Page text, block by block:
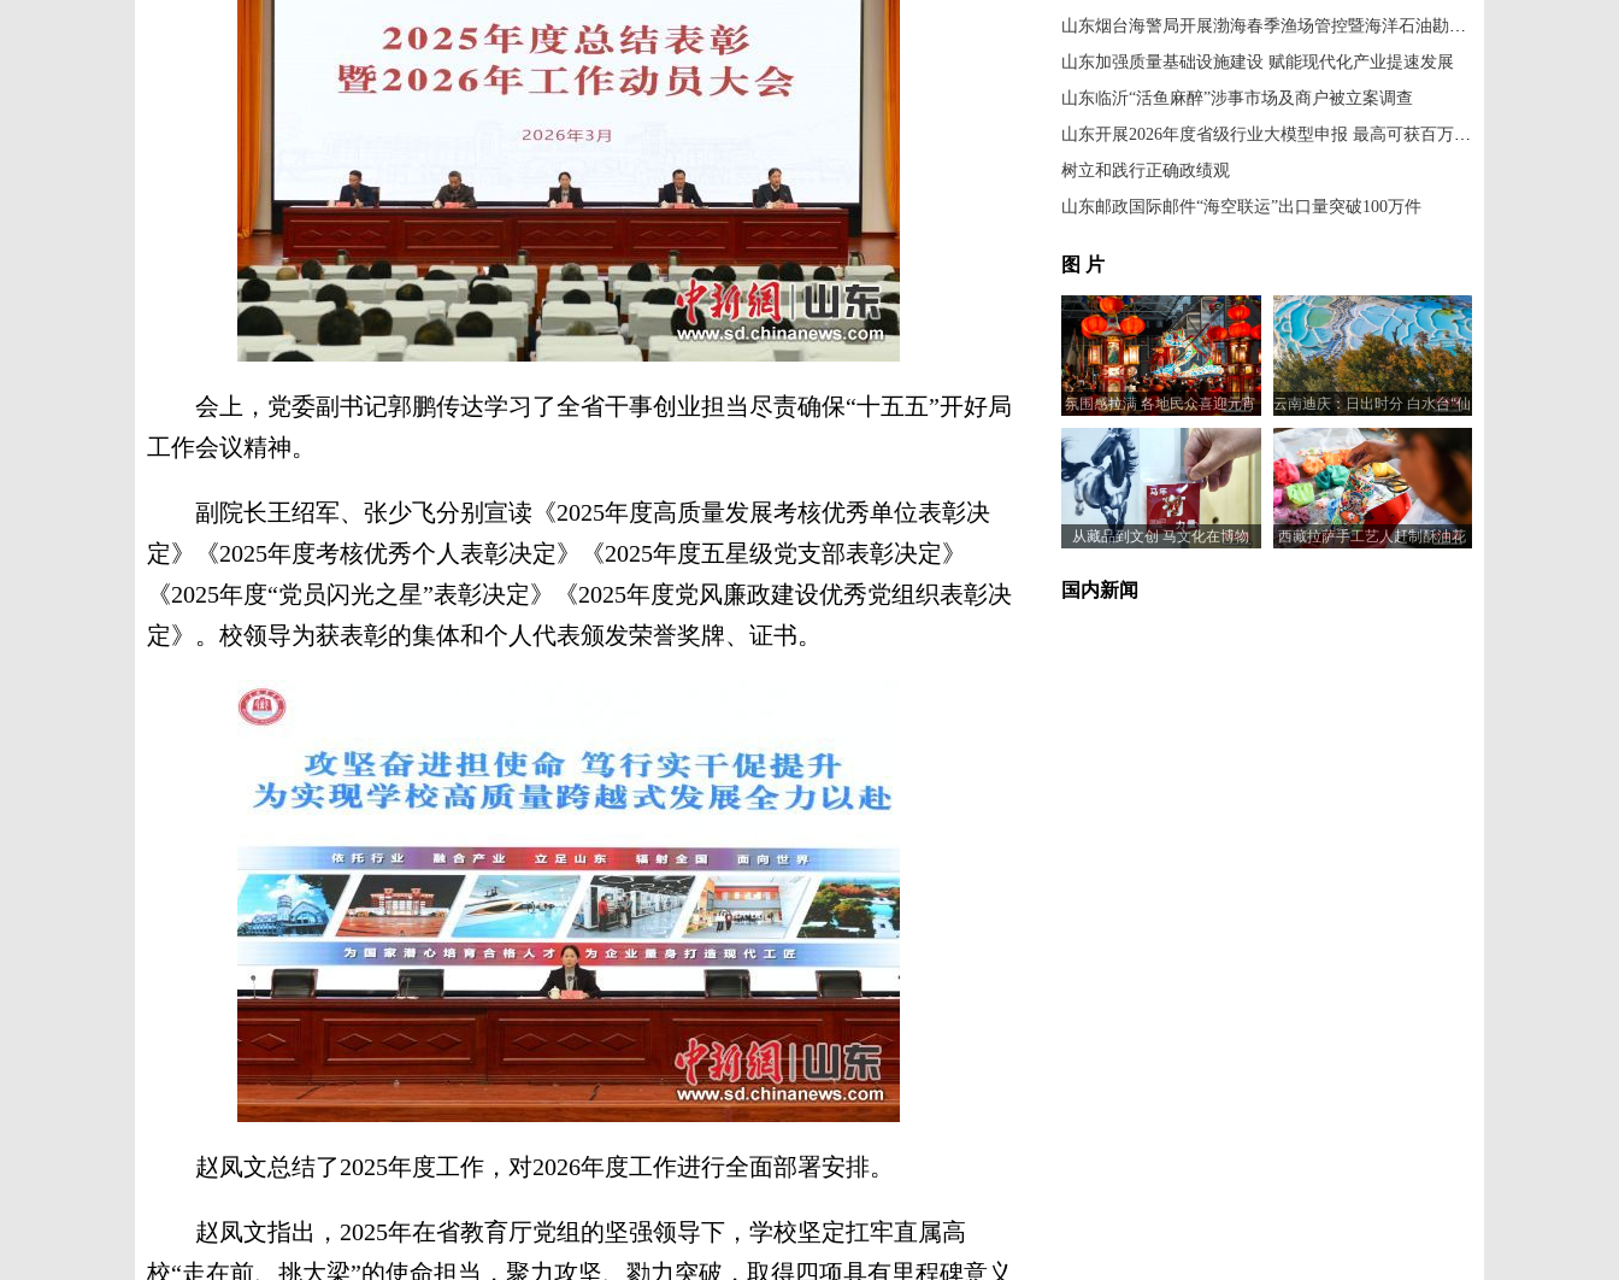
会上，党委副书记郭鹏传达学习了全省干事创业担当尽责确保“十五五”开好局
工作会议精神。
副院长王绍军、张少飞分别宣读《2025年度高质量发展考核优秀单位表彰决
定》《2025年度考核优秀个人表彰决定》《2025年度五星级党支部表彰决定》
《2025年度“党员闪光之星”表彰决定》《2025年度党风廉政建设优秀党组织表彰决
定》。校领导为获表彰的集体和个人代表颁发荣誉奖牌、证书。
赵凤文总结了2025年度工作，对2026年度工作进行全面部署安排。
赵凤文指出，2025年在省教育厅党组的坚强领导下，学校坚定扛牢直属高
校“走在前、挑大梁”的使命担当，聚力攻坚、勠力突破，取得四项具有里程碑意义
山东烟台海警局开展渤海春季渔场管控暨海洋石油勘探开发执法行动
山东加强质量基础设施建设 赋能现代化产业提速发展
山东临沂“活鱼麻醉”涉事市场及商户被立案调查
山东开展2026年度省级行业大模型申报 最高可获百万元奖补支持
树立和践行正确政绩观
山东邮政国际邮件“海空联运”出口量突破100万件
图 片
氛围感拉满 各地民众喜迎元宵
佳节
云南迪庆：日出时分 白水台“仙
人遗田”染金边
从藏品到文创 马文化在博物
西藏拉萨手工艺人赶制酥油花
国内新闻